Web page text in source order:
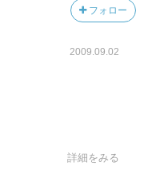
フォロー
2009.09.02
詳細をみる